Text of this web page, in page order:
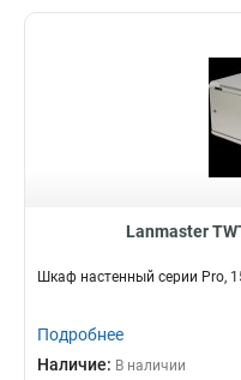
Lanmaster
Шкаф настенный серии Pro,
Подробнее
Наличие: В наличии